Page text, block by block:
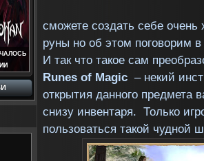
сможете создать себе
руны но об этом поговорим
И так что такое сам
Runes of Magic – некий
открытия данного предмета
снизу инвентаря. Только
пользоваться такой чудной